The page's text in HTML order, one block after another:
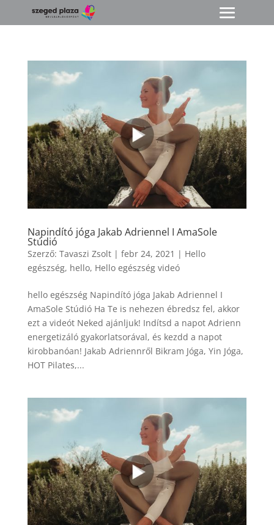
Napindító jóga Jakab Adriennel I AmaSole
Stúdió
Szerző: Tavaszi Zsolt| febr 24, 2021 | Hello
egészség, hello, Hello egészség videó
hello egészség Napindító jóga Jakab Adriennel I
AmaSole Stúdió Ha Te is nehezen ébredsz fel, akkor
ezt a videót Neked ajánljuk! Indítsd a napot Adrienn
energetizáló gyakorlatsorával, és kezdd a napot
kirobbanóan! Jakab Adriennről Bikram Jóga, Yin Jóga,
HOT Pilates,...